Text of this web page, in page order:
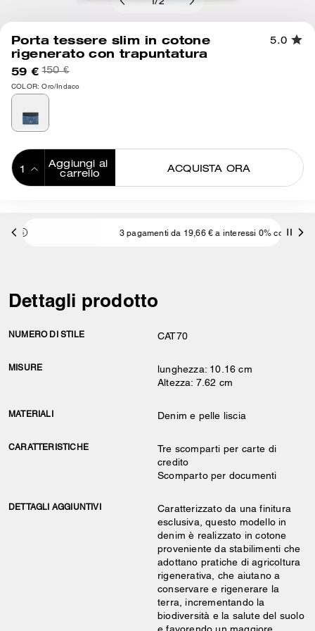
/2
Porta tessere slim in cotone
rigenerato con trapuntatura
5.0
59 € 150 €
COLOR: Oro/Indaco
Aggiungi al
carrello
ACQUISTA ORA
3 pagamenti da 19,66 € a interessi 0% con
Dettagli prodotto
NUMERO DI STILE CAT70
MISURE
lunghezza: 10.16 cm
Altezza: 7.62 cm
MATERIALI Denim e pelle liscia
CARATTERISTICHE
Tre scomparti per carte di
credito
Scomparto per documenti
DETTAGLI AGGIUNTIVI
Caratterizzato da una finitura
esclusiva, questo modello in
denim è realizzato in cotone
proveniente da stabilimenti che
adottano pratiche di agricoltura
rigenerativa, che aiutano a
conservare e rigenerare la
terra, incrementando la
biodiversità e la salute del suolo